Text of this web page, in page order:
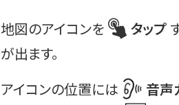
地図のアイコンを タップ
が出ます。
アイコンの位置には 音声